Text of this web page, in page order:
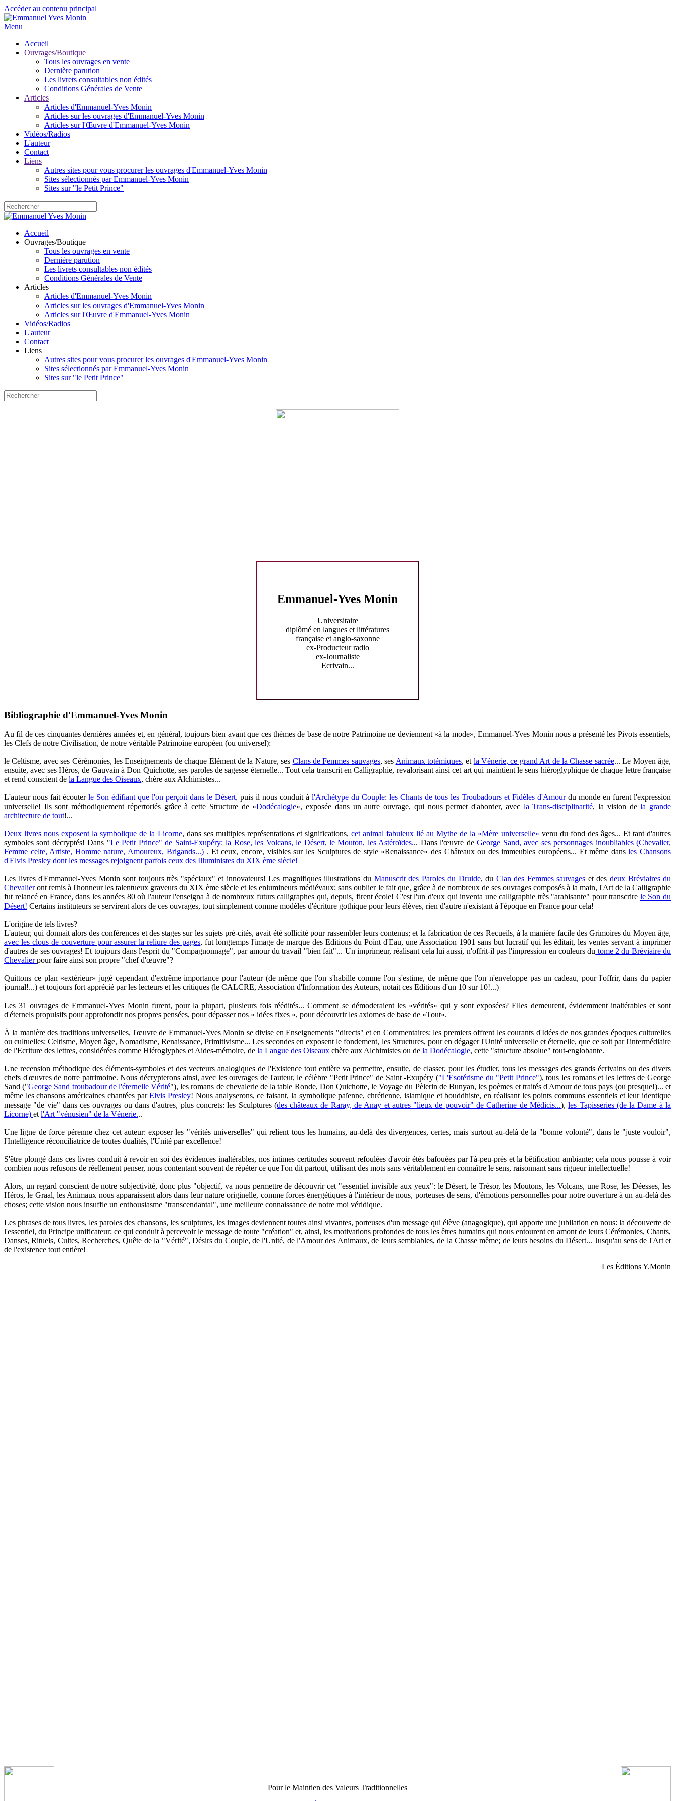
Accéder au contenu principal
Menu
Accueil
Ouvrages/Boutique
Tous les ouvrages en vente
Dernière parution
Les livrets consultables non édités
Conditions Générales de Vente
Articles
Articles d'Emmanuel-Yves Monin
Articles sur les ouvrages d'Emmanuel-Yves Monin
Articles sur l'Œuvre d'Emmanuel-Yves Monin
Vidéos/Radios
L'auteur
Contact
Liens
Autres sites pour vous procurer les ouvrages d'Emmanuel-Yves Monin
Sites sélectionnés par Emmanuel-Yves Monin
Sites sur "le Petit Prince"
Accueil
Ouvrages/Boutique
Tous les ouvrages en vente
Dernière parution
Les livrets consultables non édités
Conditions Générales de Vente
Articles
Articles d'Emmanuel-Yves Monin
Articles sur les ouvrages d'Emmanuel-Yves Monin
Articles sur l'Œuvre d'Emmanuel-Yves Monin
Vidéos/Radios
L'auteur
Contact
Liens
Autres sites pour vous procurer les ouvrages d'Emmanuel-Yves Monin
Sites sélectionnés par Emmanuel-Yves Monin
Sites sur "le Petit Prince"
Emmanuel-Yves Monin
Universitaire
diplômé en langues et littératures
française et anglo-saxonne
ex-Producteur radio
ex-Journaliste
Ecrivain...
Bibliographie d'Emmanuel-Yves Monin
Au fil de ces cinquantes dernières années et, en général, toujours bien avant que ces thèmes de base de notre Patrimoine ne deviennent «à la mode», Emmanuel-Yves Monin nous a présenté les Pivots essentiels,
les Clefs de notre Civilisation, de notre véritable Patrimoine européen (ou universel):
le Celtisme, avec ses Cérémonies, les Enseignements de chaque Elément de la Nature, ses Clans de Femmes sauvages, ses Animaux totémiques, et la Vénerie, ce grand Art de la Chasse sacrée... Le Moyen âge,
ensuite, avec ses Héros, de Gauvain à Don Quichotte, ses paroles de sagesse éternelle... Tout cela transcrit en Calligraphie, revalorisant ainsi cet art qui maintient le sens hiéroglyphique de chaque lettre française
et rend conscient de la Langue des Oiseaux, chère aux Alchimistes...
L'auteur nous fait écouter le Son édifiant que l'on perçoit dans le Désert, puis il nous conduit à l'Archétype du Couple: les Chants de tous les Troubadours et Fidèles d'Amour du monde en furent l'expression
universelle! Ils sont méthodiquement répertoriés grâce à cette Structure de «Dodécalogie», exposée dans un autre ouvrage, qui nous permet d'aborder, avecla Trans-disciplinarité, la vision dela grande
architecture de tout!...
Deux livres nous exposent la symbolique de la Licorne, dans ses multiples représentations et significations, cet animal fabuleux lié au Mythe de la «Mère universelle» venu du fond des âges... Et tant d'autres
symboles sont décryptés! Dans "Le Petit Prince" de Saint-Exupéry: la Rose, les Volcans, le Désert, le Mouton, les Astéroïdes... Dans l'œuvre deGeorge Sand, avec ses personnages inoubliables (Chevalier,
Femme celte, Artiste, Homme nature, Amoureux, Brigands...). Et ceux, encore, visibles sur les Sculptures de style «Renaissance» des Châteaux ou des immeubles européens... Et même dansles Chansons
d'Elvis Presley dont les messages rejoignent parfois ceux des Illuministes du XIX ème siècle!
Les livres d'Emmanuel-Yves Monin sont toujours très "spéciaux" et innovateurs! Les magnifiques illustrations duManuscrit des Paroles du Druide, du Clan des Femmes sauvages et des deux Bréviaires du
Chevalieront remis à l'honneur les talentueux graveurs du XIX ème siècle et les enlumineurs médiévaux; sans oublier le fait que, grâce à de nombreux de ses ouvrages composés à la main, l'Art de la Calligraphie
fut relancé en France, dans les années 80 où l'auteur l'enseigna à de nombreux futurs calligraphes qui, depuis, firent école! C'est l'un d'eux qui inventa une calligraphie très "arabisante" pour transcrire le Son du
Désert! Certains instituteurs se servirent alors de ces ouvrages, tout simplement comme modèles d'écriture gothique pour leurs élèves, rien d'autre n'existant à l'époque en France pour cela!
L'origine de tels livres?
L'auteur, qui donnait alors des conférences et des stages sur les sujets pré-cités, avait été sollicité pour rassembler leurs contenus; et la fabrication de ces Recueils, à la manière facile des Grimoires du Moyen âge,
avec les clous de couverture pour assurer la reliure des pages, fut longtemps l'image de marque des Editions du Point d'Eau, une Association 1901 sans but lucratif qui les éditait, les ventes servant à imprimer
d'autres de ses ouvrages! Et toujours dans l'esprit du "Compagnonnage", par amour du travail "bien fait"... Un imprimeur, réalisant cela lui aussi, n'offrit-il pas l'impression en couleurs du tome 2 du Bréviaire du
Chevalierpour faire ainsi son propre "chef d'œuvre"?
Quittons ce plan «extérieur» jugé cependant d'extrême importance pour l'auteur (de même que l'on s'habille comme l'on s'estime, de même que l'on n'enveloppe pas un cadeau, pour l'offrir, dans du papier
journal!...) et toujours fort apprécié par les lecteurs et les critiques (le CALCRE, Association d'Information des Auteurs, notait ces Editions d'un 10 sur 10!...)
Les 31 ouvrages de Emmanuel-Yves Monin furent, pour la plupart, plusieurs fois réédités... Comment se démoderaient les «vérités» qui y sont exposées? Elles demeurent, évidemment inaltérables et sont
d'éternels propulsifs pour approfondir nos propres pensées, pour dépasser nos « idées fixes », pour découvrir les axiomes de base de «Tout».
À la manière des traditions universelles, l'œuvre de Emmanuel-Yves Monin se divise en Enseignements "directs" et en Commentaires: les premiers offrent les courants d'Idées de nos grandes époques culturelles
ou cultuelles: Celtisme, Moyen âge, Nomadisme, Renaissance, Primitivisme... Les secondes en exposent le fondement, les Structures, pour en dégager l'Unité universelle et éternelle, que ce soit par l'intermédiaire
de l'Ecriture des lettres, considérées comme Hiéroglyphes et Aides-mémoire, de la Langue des Oiseaux chère aux Alchimistes ou de la Dodécalogie, cette "structure absolue" tout-englobante.
Une recension méthodique des éléments-symboles et des vecteurs analogiques de l'Existence tout entière va permettre, ensuite, de classer, pour les étudier, tous les messages des grands écrivains ou des divers
chefs d'œuvres de notre patrimoine. Nous décrypterons ainsi, avec les ouvrages de l'auteur, le célèbre "Petit Prince" de Saint -Exupéry ("L'Esotérisme du "Petit Prince"), tous les romans et les lettres de George
Sand ("George Sand troubadour de l'éternelle Vérité"), les romans de chevalerie de la table Ronde, Don Quichotte, le Voyage du Pèlerin de Bunyan, les poèmes et traités d'Amour de tous pays (ou presque!)... et
même les chansons américaines chantées parElvis Presley! Nous analyserons, ce faisant, la symbolique païenne, chrétienne, islamique et bouddhiste, en réalisant les points communs essentiels et leur identique
message "de vie" dans ces ouvrages ou dans d'autres, plus concrets: les Sculptures (des châteaux de Raray, de Anay et autres "lieux de pouvoir" de Catherine de Médicis...),les Tapisseries (de la Dame à la
Licorne) etl'Art "vénusien" de la Vénerie...
Une ligne de force pérenne chez cet auteur: exposer les "vérités universelles" qui relient tous les humains, au-delà des divergences, certes, mais surtout au-delà de la "bonne volonté", dans le "juste vouloir",
l'Intelligence réconciliatrice de toutes dualités, l'Unité par excellence!
S'être plongé dans ces livres conduit à revoir en soi des évidences inaltérables, nos intimes certitudes souvent refoulées d'avoir étés bafouées par l'à-peu-près et la bêtification ambiante; cela nous pousse à voir
combien nous refusons de réellement penser, nous contentant souvent de répéter ce que l'on dit partout, utilisant des mots sans véritablement en connaître le sens, raisonnant sans rigueur intellectuelle!
Alors, un regard conscient de notre subjectivité, donc plus "objectif, va nous permettre de découvrir cet "essentiel invisible aux yeux": le Désert, le Trésor, les Moutons, les Volcans, une Rose, les Déesses, les
Héros, le Graal, les Animaux nous apparaissent alors dans leur nature originelle, comme forces énergétiques à l'intérieur de nous, porteuses de sens, d'émotions personnelles pour notre ouverture à un au-delà des
choses; cette vision nous insuffle un enthousiasme "transcendantal", une meilleure connaissance de notre moi véridique.
Les phrases de tous livres, les paroles des chansons, les sculptures, les images deviennent toutes ainsi vivantes, porteuses d'un message qui élève (anagogique), qui apporte une jubilation en nous: la découverte de
l'essentiel, du Principe unificateur; ce qui conduit à percevoir le message de toute "création" et, ainsi, les motivations profondes de tous les êtres humains qui nous entourent en amont de leurs Cérémonies, Chants,
Danses, Rituels, Cultes, Recherches, Quête de la "Vérité", Désirs du Couple, de l'Unité, de l'Amour des Animaux, de leurs semblables, de la Chasse même; de leurs besoins du Désert... Jusqu'au sens de l'Art et
de l'existence tout entière!
Les Éditions Y.Monin
Pour le Maintien des Valeurs Traditionnelles